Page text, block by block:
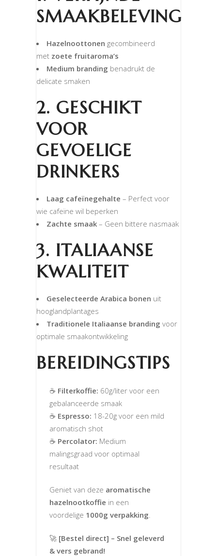
SMAAKBELEVING
Hazelnoottonen gecombineerd
met zoete fruitaroma’s
Medium branding benadrukt de
delicate smaken
2. GESCHIKT
VOOR
GEVOELIGE
DRINKERS
Laag cafeïnegehalte – Perfect voor
wie cafeïne wil beperken
Zachte smaak – Geen bittere nasmaak
3. ITALIAANSE
KWALITEIT
Geselecteerde Arabica bonen uit
hooglandplantages
Traditionele Italiaanse branding voor
optimale smaakontwikkeling
BEREIDINGSTIPS
☕ Filterkoffie: 60g/liter voor een
gebalanceerde smaak
☕ Espresso: 18-20g voor een mild
aromatisch shot
☕ Percolator: Medium
malingsgraad voor optimaal
resultaat
Geniet van deze aromatische
hazelnootkoffie in een
voordelige 1000g verpakking
🚀 [Bestel direct] – Snel geleverd
& vers gebrand!